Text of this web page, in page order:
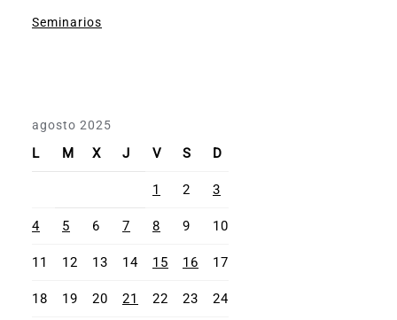
Seminarios
agosto 2025
L M X J V S D
1 2 3
4 5 6 7 8 9 10
11 12 13 14 15 16 17
18 19 20 21 22 23 24